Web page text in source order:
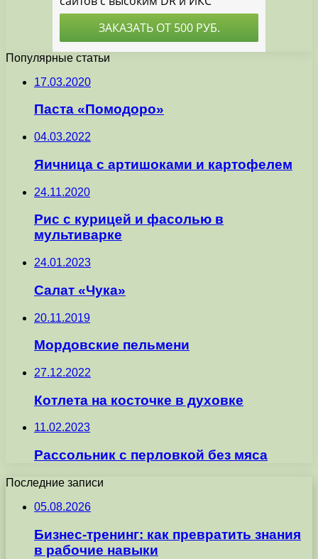
Популярные статьи
17.03.2020
Паста «Помодоро»
04.03.2022
Яичница с артишоками и картофелем
24.11.2020
Рис с курицей и фасолью в
мультиварке
24.01.2023
Салат «Чука»
20.11.2019
Мордовские пельмени
27.12.2022
Котлета на косточке в духовке
11.02.2023
Рассольник с перловкой без мяса
Последние записи
05.08.2026
Бизнес-тренинг: как превратить знания
в рабочие навыки